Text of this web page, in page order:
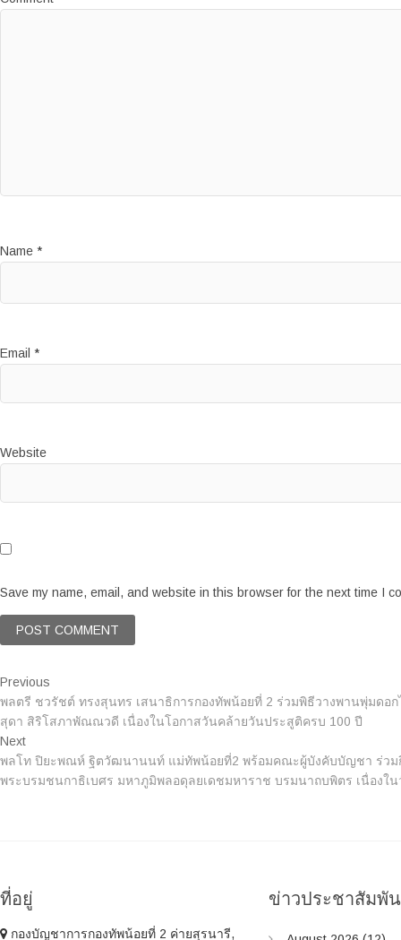
Name *
Email *
Website
Save my name, email, and website in this browser for the next time I
P
o
s
t
i
Previous
r
e
i
o
พลตรี ชวรัชต์ ทรงสุนทร เสนาธิการกองทัพน้อยที่ 2 ร่วมพิธีวางพานพุ่มดอก
สุดา สิริโสภาพัณณวดี เนื่องในโอกาสวันคล้ายวันประสูติครบ 100 ปี
Next
e
x
:
พลโท ปิยะพณห์ ฐิตวัฒนานนท์ แม่ทัพน้อยที่2 พร้อมคณะผู้บังคับบัญชา ร่วม
พระบรมชนกาธิเบศร มหาภูมิพลอดุลยเดชมหาราช บรมนาถบพิตร เนื่อง
ที่อยู่
กองบัญชาการกองทัพน้อยที่ 2 ค่ายสุรนารี,
ข่าวประชาสัมพั